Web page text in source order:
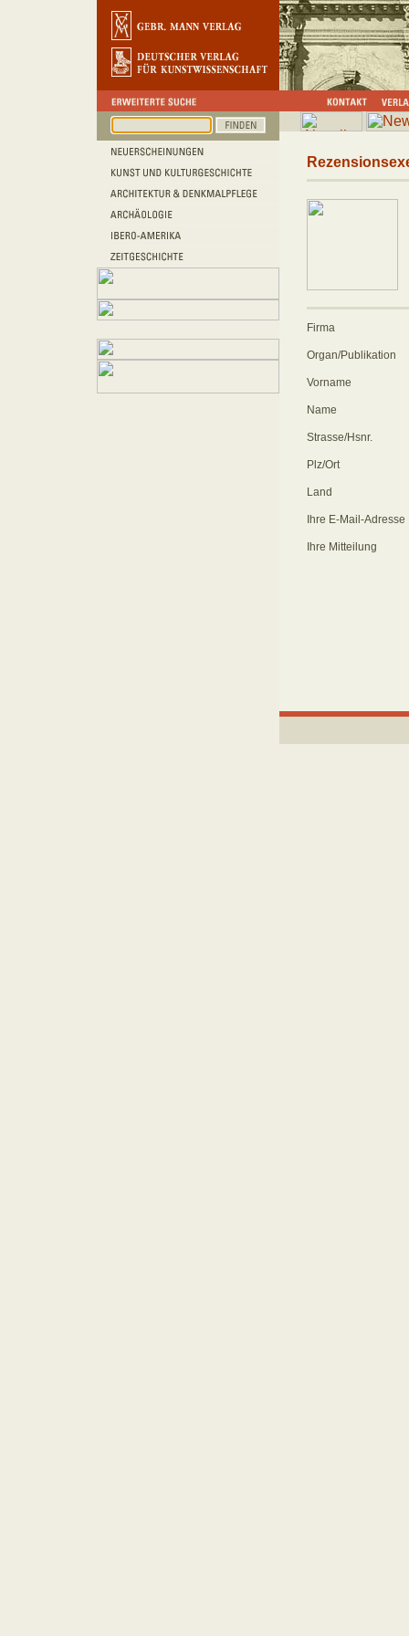
Firma
Organ/Publikation
Vorname
Name
Strasse/Hsnr.
Plz/Ort
Land
Ihre E-Mail-Adresse
Ihre Mitteilung